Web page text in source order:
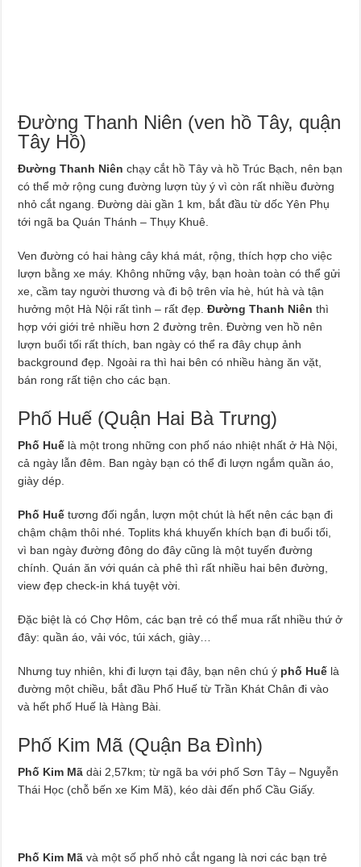
Đường Thanh Niên (ven hồ Tây, quận
Tây Hồ)
Đường Thanh Niênchạy cắt hồ Tây và hồ Trúc Bạch, nên bạn
có thể mở rộng cung đường lượn tùy ý vì còn rất nhiều đường
nhỏ cắt ngang. Đường dài gần 1 km, bắt đầu từ dốc Yên Phụ
tới ngã ba Quán Thánh – Thụy Khuê.
Ven đường có hai hàng cây khá mát, rộng, thích hợp cho việc
lượn bằng xe máy. Không những vậy, bạn hoàn toàn có thể gửi
xe, cầm tay người thương và đi bộ trên vỉa hè, hút hà và tận
hưởng một Hà Nội rất tình – rất đẹp.Đường Thanh Niên thì
hợp với giới trẻ nhiều hơn 2 đường trên. Đường ven hồ nên
lượn buổi tối rất thích, ban ngày có thể ra đây chụp ảnh
background đẹp. Ngoài ra thì hai bên có nhiều hàng ăn vặt,
bán rong rất tiện cho các bạn.
Phố Huế (Quận Hai Bà Trưng)
Phố Huế là một trong những con phố náo nhiệt nhất ở Hà Nội,
cả ngày lẫn đêm. Ban ngày bạn có thể đi lượn ngắm quần áo,
giày dép.
Phố Huếtương đối ngắn, lượn một chút là hết nên các bạn đi
chậm chậm thôi nhé. Toplits khá khuyến khích bạn đi buổi tối,
vì ban ngày đường đông do đây cũng là một tuyến đường
chính. Quán ăn với quán cà phê thì rất nhiều hai bên đường,
view đẹp check-in khá tuyệt vời.
Đặc biệt là có Chợ Hôm, các bạn trẻ có thể mua rất nhiều thứ ở
đây: quần áo, vải vóc, túi xách, giày…
Nhưng tuy nhiên, khi đi lượn tại đây, bạn nên chú ý phố Huế là
đường một chiều, bắt đầu Phố Huế từ Trần Khát Chân đi vào
và hết phố Huế là Hàng Bài.
Phố Kim Mã (Quận Ba Đình)
Phố Kim Mã dài 2,57km; từ ngã ba với phố Sơn Tây – Nguyễn
Thái Học (chỗ bến xe Kim Mã), kéo dài đến phố Cầu Giấy.
Phố Kim Mã và một số phố nhỏ cắt ngang là nơi các bạn trẻ